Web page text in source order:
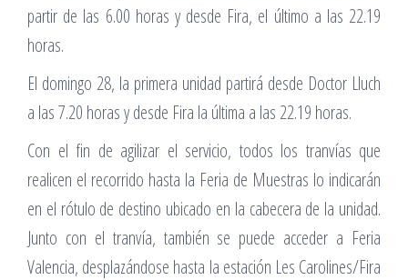
partir de las 6.00 horas y desde Fira, el último a las 22.19
horas.
El domingo 28, la primera unidad partirá desde Doctor Lluch
a las 7.20 horas y desde Fira la última a las 22.19 horas.
Con el fin de agilizar el servicio, todos los tranvías que
realicen el recorrido hasta la Feria de Muestras lo indicarán
en el rótulo de destino ubicado en la cabecera de la unidad.
Junto con el tranvía, también se puede acceder a Feria
Valencia, desplazándose hasta la estación Les Carolines/Fira